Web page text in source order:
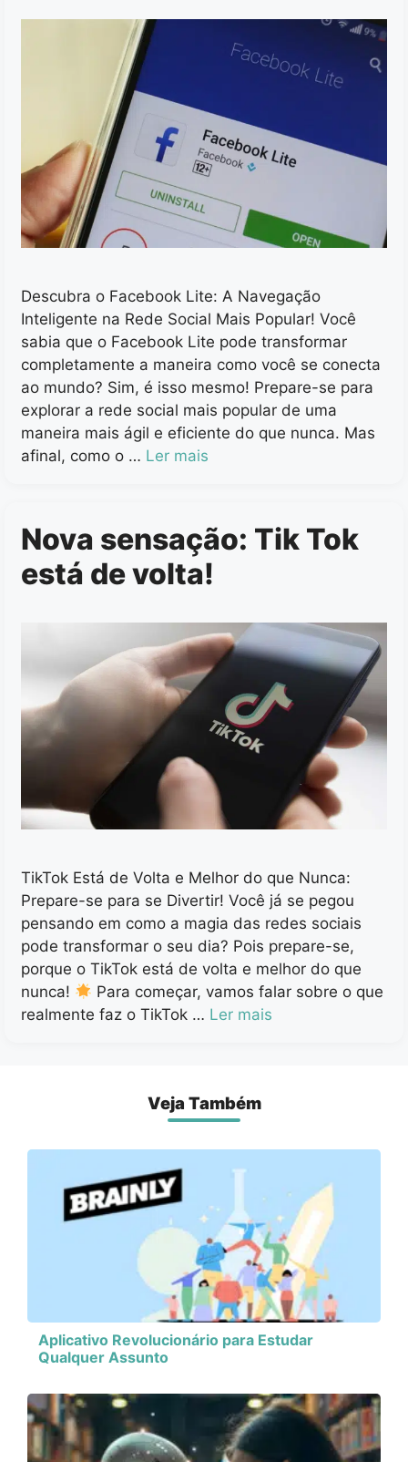
Descubra o Facebook Lite: A Navegação
Inteligente na Rede Social Mais Popular! Você
sabia que o Facebook Lite pode transformar
completamente a maneira como você se conecta
ao mundo? Sim, é isso mesmo! Prepare-se para
explorar a rede social mais popular de uma
maneira mais ágil e eficiente do que nunca. Mas
afinal, como o … Ler mais
Nova sensação: Tik Tok
está de volta!
TikTok Está de Volta e Melhor do que Nunca:
Prepare-se para se Divertir! Você já se pegou
pensando em como a magia das redes sociais
pode transformar o seu dia? Pois prepare-se,
porque o TikTok está de volta e melhor do que
nunca!
Para começar, vamos falar sobre o que
realmente faz o TikTok … Ler mais
Veja Também
Aplicativo Revolucionário para Estudar
Qualquer Assunto